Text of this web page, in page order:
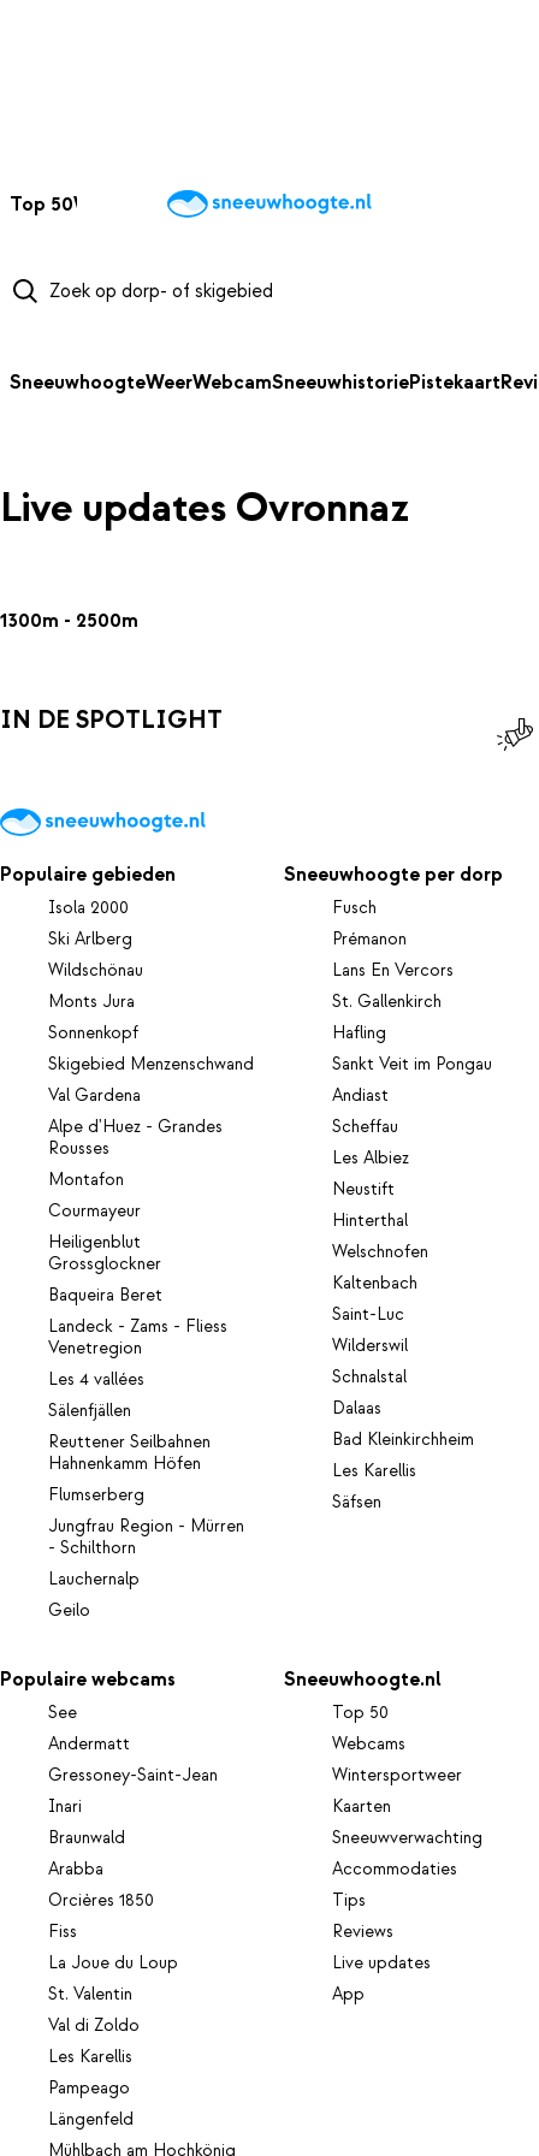
Top 50Webcams WintersportweerKaarten
SneeuwhoogteWeerWebcamSneeuwhistoriePistekaart
Live updates Ovronnaz
1300m - 2500m
IN DE SPOTLIGHT
Populaire gebieden
Isola 2000
Ski Arlberg
Wildschönau
Monts Jura
Sonnenkopf
Skigebied Menzenschwand
Val Gardena
Alpe d'Huez - Grandes
Rousses
Montafon
Courmayeur
Heiligenblut
Grossglockner
Baqueira Beret
Landeck - Zams - Fliess
Venetregion
Les 4 vallées
Sälenfjällen
Reuttener Seilbahnen
Hahnenkamm Höfen
Flumserberg
Jungfrau Region - Mürren
- Schilthorn
Lauchernalp
Geilo
Sneeuwhoogte per dorp
Fusch
Prémanon
Lans En Vercors
St. Gallenkirch
Hafling
Sankt Veit im Pongau
Andiast
Scheffau
Les Albiez
Neustift
Hinterthal
Welschnofen
Kaltenbach
Saint-Luc
Wilderswil
Schnalstal
Dalaas
Bad Kleinkirchheim
Les Karellis
Säfsen
Populaire webcams
See
Andermatt
Gressoney-Saint-Jean
Inari
Braunwald
Arabba
Orcières 1850
Fiss
La Joue du Loup
St. Valentin
Val di Zoldo
Les Karellis
Pampeago
Längenfeld
Mühlbach am Hochkönig
Sneeuwhoogte.nl
Top 50
Webcams
Wintersportweer
Kaarten
Sneeuwverwachting
Accommodaties
Tips
Reviews
Live updates
App